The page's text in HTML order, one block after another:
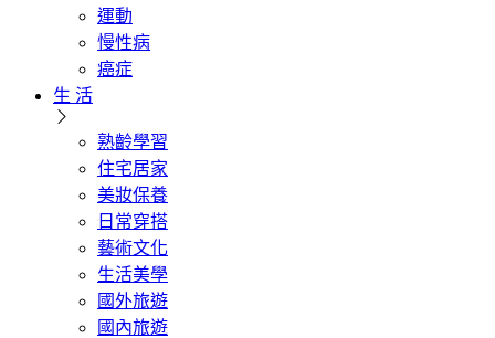
運動
慢性病
癌症
生 活
熟齡學習
住宅居家
美妝保養
日常穿搭
藝術文化
生活美學
國外旅遊
國內旅遊